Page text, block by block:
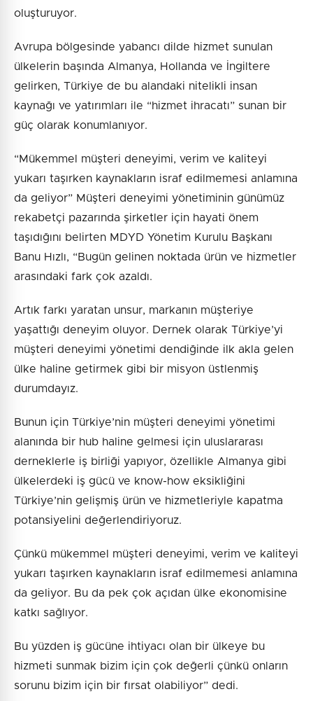
oluşturuyor.
Avrupa bölgesinde yabancı dilde hizmet sunulan
ülkelerin başında Almanya, Hollanda ve İngiltere
gelirken, Türkiye de bu alandaki nitelikli insan
kaynağı ve yatırımları ile “hizmet ihracatı” sunan bir
güç olarak konumlanıyor.
“Mükemmel müşteri deneyimi, verim ve kaliteyi
yukarı taşırken kaynakların israf edilmemesi anlamına
da geliyor” Müşteri deneyimi yönetiminin günümüz
rekabetçi pazarında şirketler için hayati önem
taşıdığını belirten MDYD Yönetim Kurulu Başkanı
Banu Hızlı, “Bugün gelinen noktada ürün ve hizmetler
arasındaki fark çok azaldı.
Artık farkı yaratan unsur, markanın müşteriye
yaşattığı deneyim oluyor. Dernek olarak Türkiye’yi
müşteri deneyimi yönetimi dendiğinde ilk akla gelen
ülke haline getirmek gibi bir misyon üstlenmiş
durumdayız.
Bunun için Türkiye’nin müşteri deneyimi yönetimi
alanında bir hub haline gelmesi için uluslararası
derneklerle iş birliği yapıyor, özellikle Almanya gibi
ülkelerdeki iş gücü ve know-how eksikliğini
Türkiye’nin gelişmiş ürün ve hizmetleriyle kapatma
potansiyelini değerlendiriyoruz.
Çünkü mükemmel müşteri deneyimi, verim ve kaliteyi
yukarı taşırken kaynakların israf edilmemesi anlamına
da geliyor. Bu da pek çok açıdan ülke ekonomisine
katkı sağlıyor.
Bu yüzden iş gücüne ihtiyacı olan bir ülkeye bu
hizmeti sunmak bizim için çok değerli çünkü onların
sorunu bizim için bir fırsat olabiliyor” dedi.